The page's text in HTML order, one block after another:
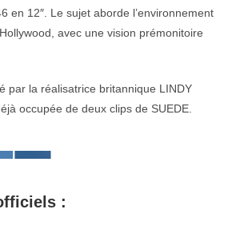
en 12″. Le sujet aborde l’environnement
avec une vision prémonitoire
par la réalisatrice britannique LINDY
occupée de deux clips de SUEDE.
: